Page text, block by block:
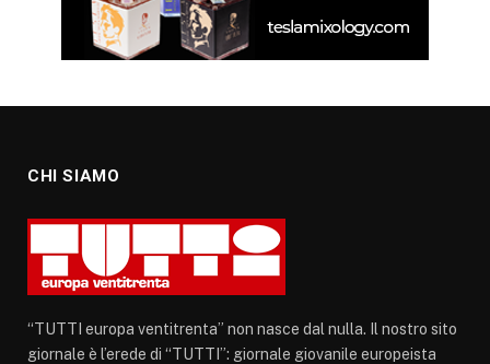
CHI SIAMO
“TUTTI europa ventitrenta” non nasce dal nulla. Il nostro sito
giornale è l’erede di “TUTTI”: giornale giovanile europeista